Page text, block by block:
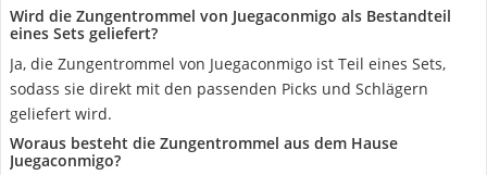
Wird die Zungentrommel von Juegaconmigo als Bestandteil
eines Sets geliefert?
Ja, die Zungentrommel von Juegaconmigo ist Teil eines Sets,
sodass sie direkt mit den passenden Picks und Schlägern
geliefert wird.
Woraus besteht die Zungentrommel aus dem Hause
Juegaconmigo?